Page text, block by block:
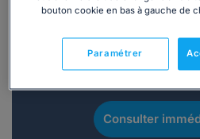
Vous souhaitez une
Consulter
bouton cookie en bas à gauche de
Paramétrer